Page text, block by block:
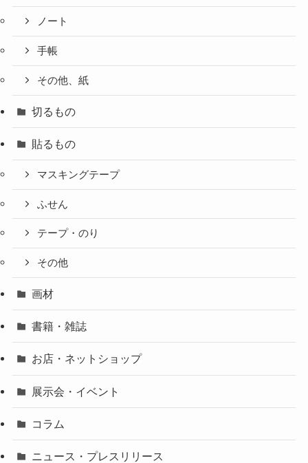
ノート
手帳
その他、紙
切るもの
貼るもの
マスキングテープ
ふせん
テープ・のり
その他
画材
書籍・雑誌
お店・ネットショップ
展示会・イベント
コラム
ニュース・プレスリリース